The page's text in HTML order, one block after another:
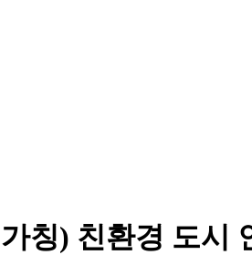
칭) 친환경 도시